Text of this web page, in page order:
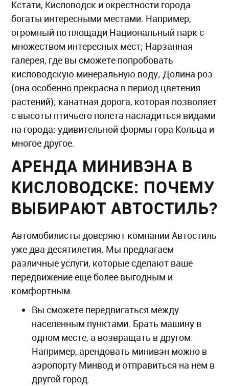
Кстати, Кисловодск и окрестности города
богаты интересными местами. Например,
огромный по площади Национальный парк с
множеством интересных мест; Нарзанная
галерея, где вы сможете попробовать
кисловодскую минеральную воду; Долина роз
(она особенно прекрасна в период цветения
растений); канатная дорога, которая позволяет
с высоты птичьего полета насладиться видами
на города; удивительной формы гора Кольца и
многое другое.
АРЕНДА МИНИВЭНА В
КИСЛОВОДСКЕ: ПОЧЕМУ
ВЫБИРАЮТ АВТОСТИЛЬ?
Автомобилисты доверяют компании Автостиль
уже два десятилетия. Мы предлагаем
различные услуги, которые сделают ваше
передвижение еще более выгодным и
комфортным.
Вы сможете передвигаться между
населенным пунктами. Брать машину в
одном месте, а возвращать в другом.
Например, арендовать минивэн можно в
аэропорту Минвод и отправиться на нем в
другой город.